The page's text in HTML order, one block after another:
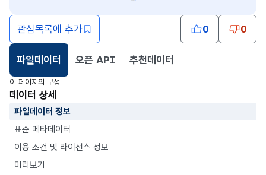
관심목록에 추가 0 0
파일데이터
선택됨
오픈 API 추천데이터
이 페이지의 구성
데이터 상세
파일데이터 정보
표준 메타데이터
이용 조건 및 라이선스 정보
미리보기